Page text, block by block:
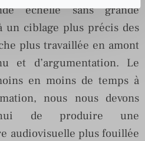
échelle sans grande
un ciblage plus précis des
plus travaillée en amont
et d’argumentation. Le
en moins de temps à
nous nous devons
de produire une
audiovisuelle plus fouillée